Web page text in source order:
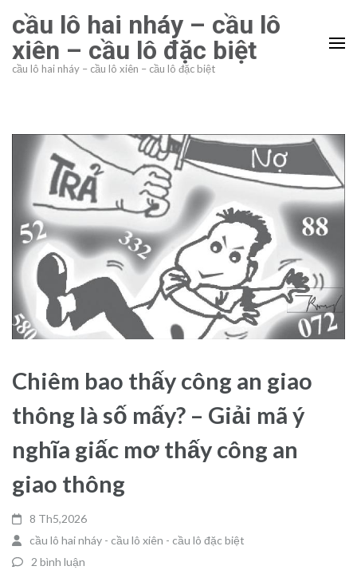
qua
và
tới
(ấn
Enter)
cầu lô hai nháy – cầu lô
xiên – cầu lô đặc biệt
cầu lô hai nháy – cầu lô xiên – cầu lô đặc biệt
Chiêm bao thấy công an giao
thông là số mấy? – Giải mã ý
nghĩa giấc mơ thấy công an
giao thông
8 Th5,2026
cầu lô hai nháy - cầu lô xiên - cầu lô đặc biệt
2 bình luận